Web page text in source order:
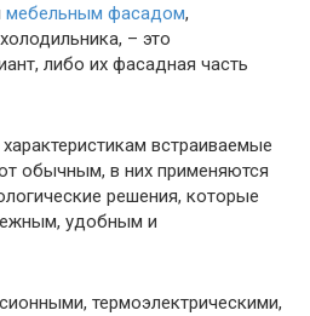
мебельным фасадом,
– это
либо их фасадная часть
встраиваемые
обычным, в них применяются
решения, которые
удобным и
термоэлектрическими,